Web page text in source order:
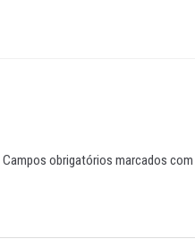
Campos obrigatórios marcados com